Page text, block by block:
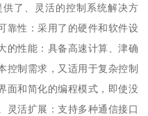
了、灵活的控制系统解决方
靠性：采用了的硬件和软件设
的性能：具备高速计算、津确
控制需求，又适用于复杂控制
面和简化的编程模式，即使没
灵活扩展：支持多种通信接口